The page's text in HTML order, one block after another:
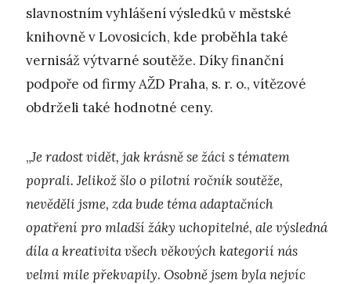
slavnostním vyhlášení výsledků v městské
knihovně v Lovosicích, kde proběhla také
vernisáž výtvarné soutěže. Díky finanční
podpoře od firmy AŽD Praha, s. r. o., vítězové
obdrželi také hodnotné ceny.
„Je radost vidět, jak krásně se žáci s tématem
poprali. Jelikož šlo o pilotní ročník soutěže,
nevěděli jsme, zda bude téma adaptačních
opatření pro mladší žáky uchopitelné, ale výsledná
díla a kreativita všech věkových kategorií nás
velmi mile překvapily. Osobně jsem byla nejvíc